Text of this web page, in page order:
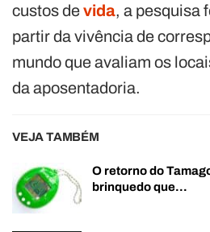
custos devida, a pesquisa
partir da vivência de
mundo que avaliam os
da aposentadoria.
VEJA TAMBÉM
O retorno do
brinquedo que…